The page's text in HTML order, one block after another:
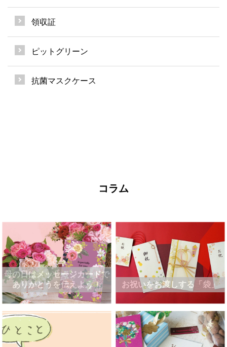
領収証
ピットグリーン
抗菌マスクケース
コラム
母の日はメッセージカードで
ありがとうを伝えよう！
お祝いをお渡しする「袋」